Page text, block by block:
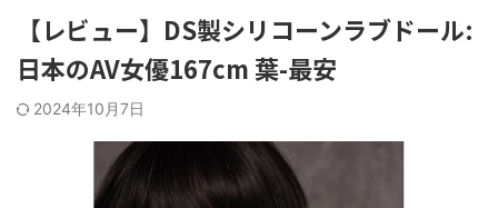
【レビュー】DS製シリコーンラブドール:
日本のAV女優167cm 葉-最安
2024年10月7日